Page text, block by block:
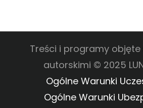
Treści i programy
autorskimi © 2025
Ogólne Warunki
Ogólne Warunki